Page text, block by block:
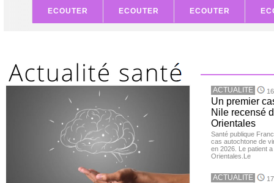
ECOUTER ECOUTER ECOUTER
ACTUALITE
Un premier
Nile recensé
Orientales
Santé publique
cas autochtone de
en 2026. Le patient
Orientales.Le
ACTUALITE